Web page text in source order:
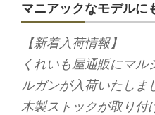
マニアックなモデルに
【新着入荷情報】
くれいも屋通販にマ
ルガンが入荷いたしま
木製ストックが取り付